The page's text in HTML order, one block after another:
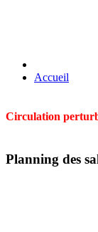
Accueil
Circulation
Planning des